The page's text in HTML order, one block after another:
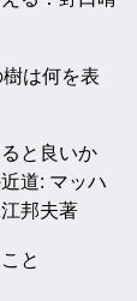
は何を表
と良いか
道: マッハ
邦夫著
と